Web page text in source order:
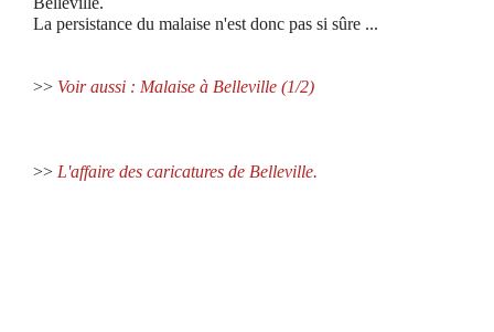
La persistance du malaise n'est donc pas si sûre ...
>> Voir aussi : Malaise à Belleville (1/2)
>> L'affaire des caricatures de Belleville.